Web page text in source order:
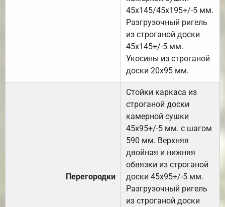
45х145/45х195+/-5 мм.
Разгрузочный ригель
из строганой доски
45х145+/-5 мм.
Укосины из строганой
доски 20х95 мм.
Перегородки
Стойки каркаса из
строганой доски
камерной сушки
45х95+/-5 мм. с шагом
590 мм. Верхняя
двойная и нижняя
обвязки из строганой
доски 45х95+/-5 мм.
Разгрузочный ригель
из строганой доски